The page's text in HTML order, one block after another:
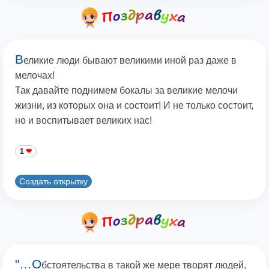
Великие люди бывают великими иной раз даже в
мелочах!
Так давайте поднимем бокалы за великие мелочи
жизни, из которых она и состоит! И не только состоит,
но и воспитывает великих нас!
1
Создать открытку
"…Обстоятельства в такой же мере творят людей,